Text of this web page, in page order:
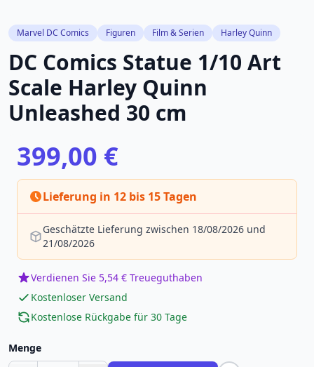
Marvel DC Comics Figuren Film & Serien Harley Quinn
DC Comics Statue 1/10 Art
Scale Harley Quinn
Unleashed 30 cm
399,00 €
Lieferung in 12 bis 15 Tagen
Geschätzte Lieferung zwischen 18/08/2026 und
21/08/2026
Verdienen Sie 5,54 € Treueguthaben
Kostenloser Versand
Kostenlose Rückgabe für 30 Tage
Menge